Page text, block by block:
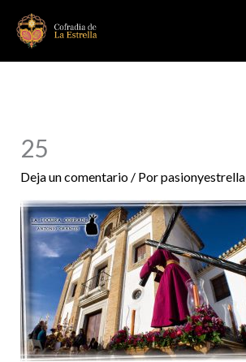
contenido
25
Deja un comentario / Porpasionyestrella